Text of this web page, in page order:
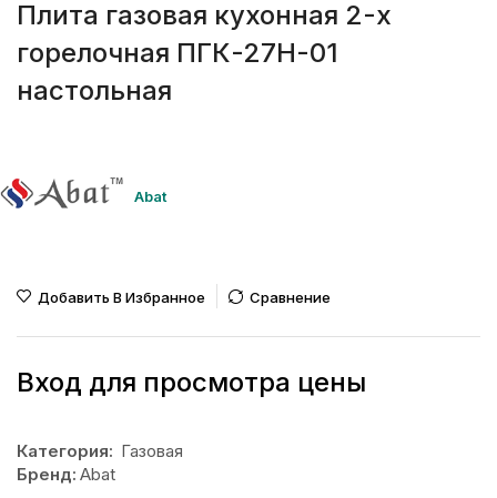
Плита газовая кухонная 2-х
горелочная ПГК-27Н-01
настольная
Abat
Добавить В Избранное Сравнение
Вход для просмотра цены
Категория: Газовая
Бренд: Abat